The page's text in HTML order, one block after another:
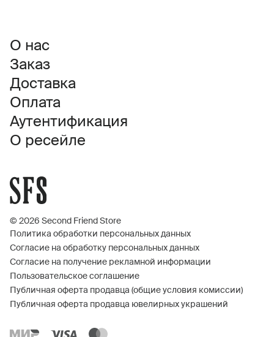
О нас
Заказ
Доставка
Оплата
Аутентификация
О ресейле
© 2026 Second Friend Store
Политика обработки персональных данных
Согласие на обработку персональных данных
Согласие на получение рекламной информации
Пользовательское соглашение
Публичная оферта продавца (общие условия комиссии)
Публичная оферта продавца ювелирных украшений